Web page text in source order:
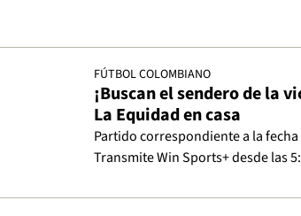
FÚTBOL COLOMBIANO
¡Buscan el sendero de la
La Equidad en casa
Partido correspondiente a la fecha
Transmite Win Sports+ desde las